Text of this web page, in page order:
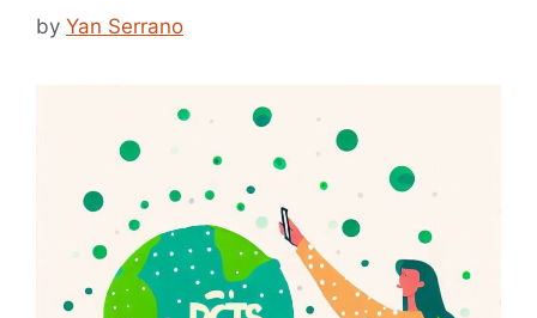
by Yan Serrano